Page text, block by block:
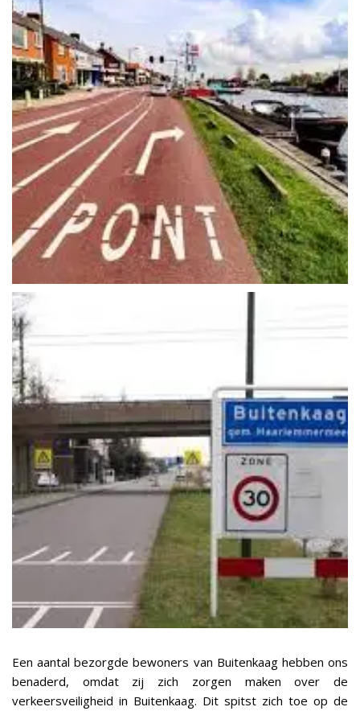
Een aantal bezorgde bewoners van Buitenkaag hebben ons
benaderd, omdat zij zich zorgen maken over de
verkeersveiligheid in Buitenkaag. Dit spitst zich toe op de